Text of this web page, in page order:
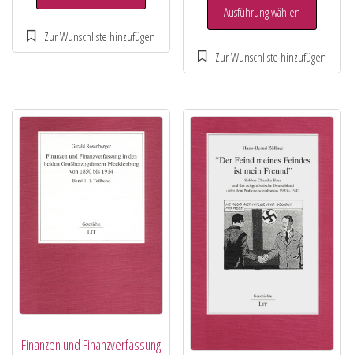
Ausführung wählen
Finanzen und Finanzverfassung